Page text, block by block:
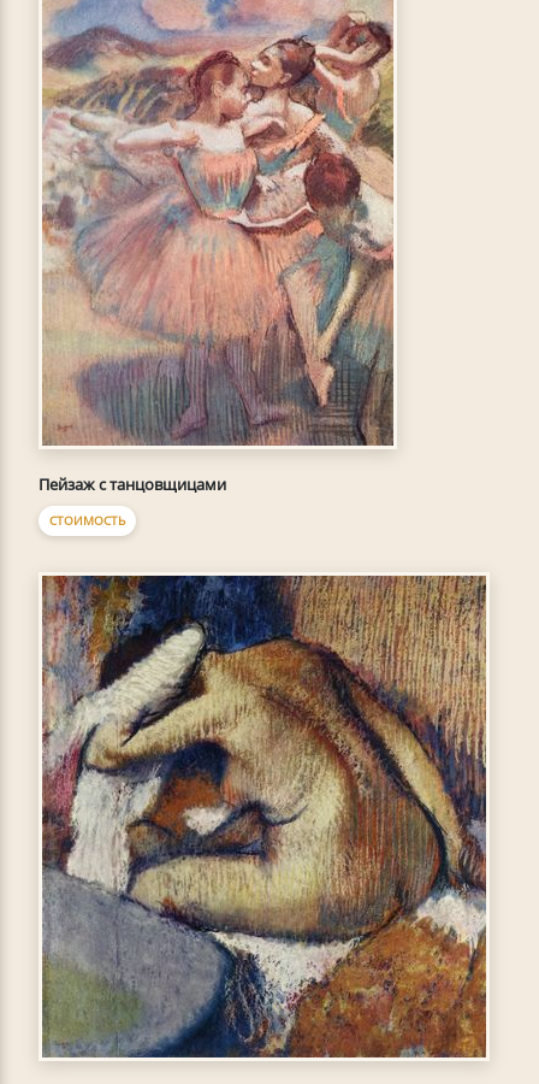
Пейзаж с танцовщицами
СТОИМОСТЬ